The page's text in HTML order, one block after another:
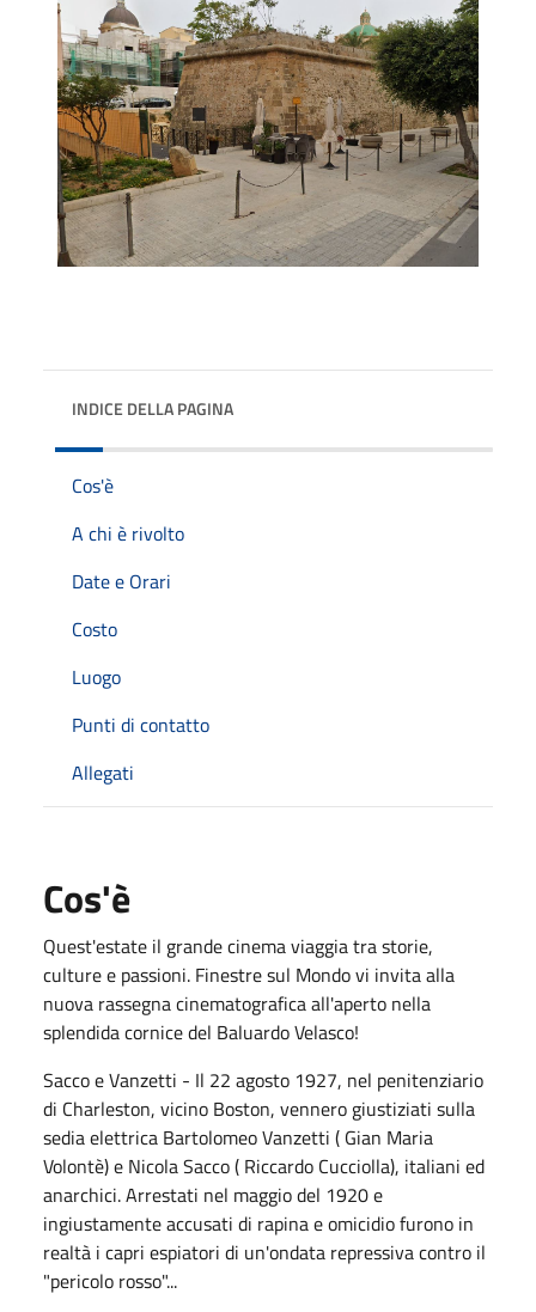
INDICE DELLA PAGINA
Cos'è
A chi è rivolto
Date e Orari
Costo
Luogo
Punti di contatto
Allegati
Cos'è
Quest'estate il grande cinema viaggia tra storie,
culture e passioni. Finestre sul Mondo vi invita alla
nuova rassegna cinematografica all'aperto nella
splendida cornice del Baluardo Velasco!
Sacco e Vanzetti - Il 22 agosto 1927, nel penitenziario
di Charleston, vicino Boston, vennero giustiziati sulla
sedia elettrica Bartolomeo Vanzetti ( Gian Maria
Volontè) e Nicola Sacco ( Riccardo Cucciolla), italiani ed
anarchici. Arrestati nel maggio del 1920 e
ingiustamente accusati di rapina e omicidio furono in
realtà i capri espiatori di un'ondata repressiva contro il
"pericolo rosso"...